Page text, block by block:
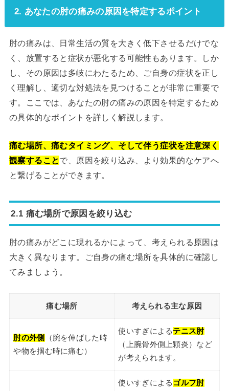
2. あなたの肘の痛みの原因を特定するポイント
肘の痛みは、日常生活の質を大きく低下させるだけでな
く、放置すると症状が悪化する可能性もあります。しか
し、その原因は多岐にわたるため、ご自身の症状を正し
く理解し、適切な対処法を見つけることが非常に重要で
す。ここでは、あなたの肘の痛みの原因を特定するため
の具体的なポイントを詳しく解説します。
痛む場所、痛むタイミング、そして伴う症状を注意深く
観察することで、原因を絞り込み、より効果的なケアへ
と繋げることができます。
2.1 痛む場所で原因を絞り込む
肘の痛みがどこに現れるかによって、考えられる原因は
大きく異なります。ご自身の痛む場所を具体的に確認し
てみましょう。
痛む場所 考えられる主な原因
肘の外側
（腕を伸ばした時
や物を掴む時に痛む）
使いすぎによるテニス肘
（上腕骨外側上顆炎）など
が考えられます。
使いすぎによる ゴルフ肘